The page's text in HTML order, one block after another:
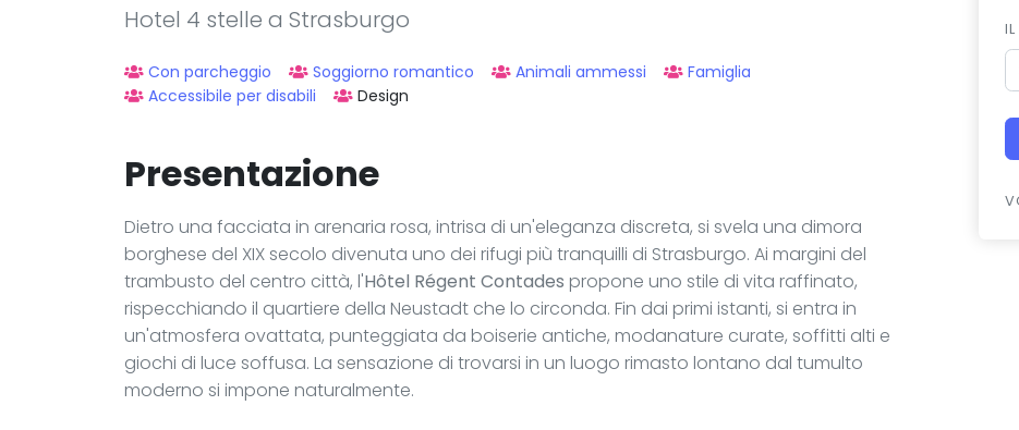
Hotel 4 stelle a Strasburgo
Con parcheggio Soggiorno romantico Animali ammessi
Famiglia
Accessibile per disabili
Design
Presentazione
Dietro una facciata in arenaria rosa, intrisa di un'eleganza discreta, si svela una dimora
borghese del XIX secolo divenuta uno dei rifugi più tranquilli di Strasburgo. Ai margini del
trambusto del centro città, l'Hôtel Régent Contades propone uno stile di vita raffinato,
rispecchiando il quartiere della Neustadt che lo circonda. Fin dai primi istanti, si entra in
un'atmosfera ovattata, punteggiata da boiserie antiche, modanature curate, soffitti alti e
giochi di luce soffusa. La sensazione di trovarsi in un luogo rimasto lontano dal tumulto
moderno si impone naturalmente.